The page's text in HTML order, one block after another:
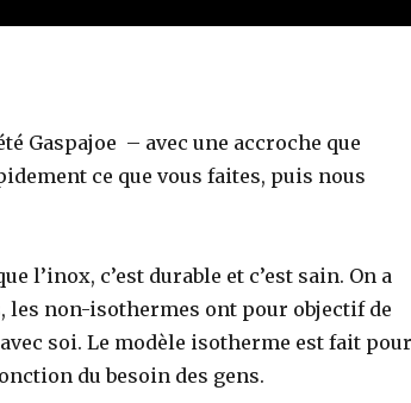
Gaspajoe – avec une accroche que
ce que vous faites, puis nous
l’inox, c’est durable et c’est sain. On a
les non-isothermes ont pour objectif de
soi. Le modèle isotherme est fait
du besoin des gens.